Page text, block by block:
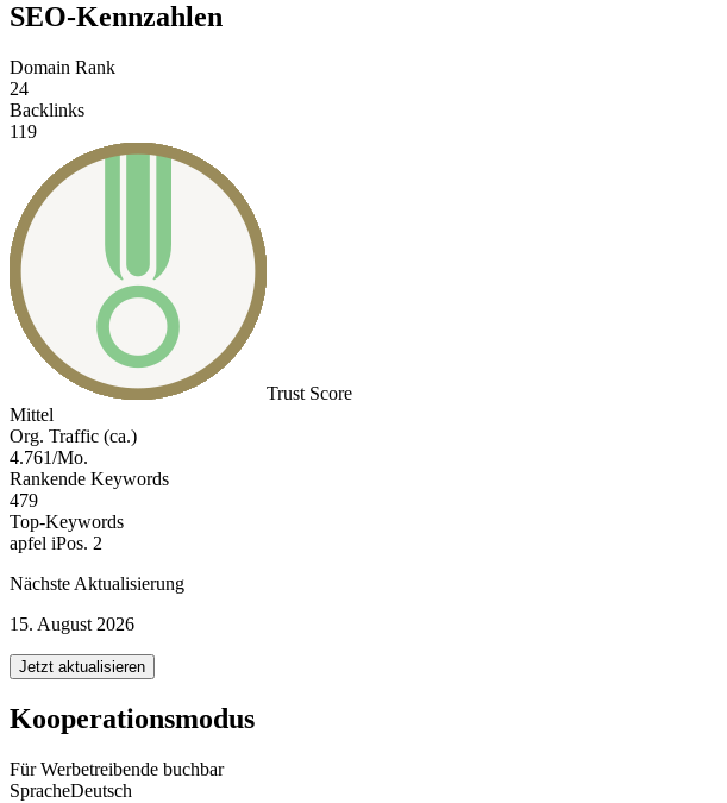
SEO-Kennzahlen
Domain Rank
24
Backlinks
119
Trust Score
Mittel
Org. Traffic (ca.)
4.761/Mo.
Rankende Keywords
479
Top-Keywords
apfel iPos. 2
Nächste Aktualisierung
15. August 2026
Jetzt aktualisieren
Kooperationsmodus
Für Werbetreibende buchbar
SpracheDeutsch